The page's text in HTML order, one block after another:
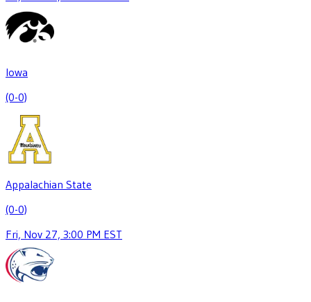
Iowa
(0-0)
Appalachian State
(0-0)
Fri, Nov 27, 3:00 PM EST